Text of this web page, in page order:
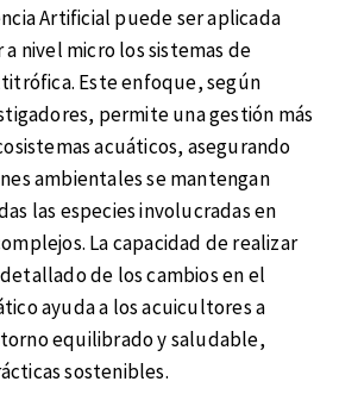
Artificial puede ser aplicada
nivel micro los sistemas de
Este enfoque, según
permite una gestión más
acuáticos, asegurando
ambientales se mantengan
las especies involucradas en
La capacidad de realizar
de los cambios en el
ayuda a los acuicultores a
equilibrado y saludable,
sostenibles.